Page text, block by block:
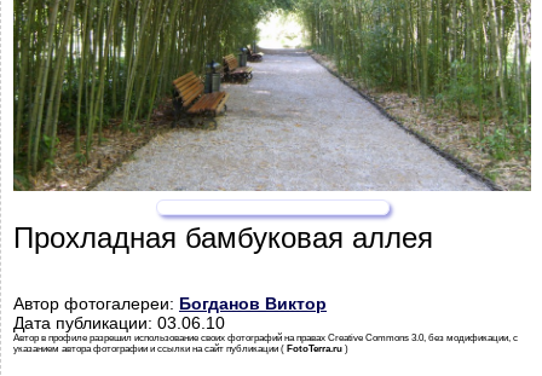
Прохладная бамбуковая аллея
Автор фотогалереи: Богданов Виктор
Дата публикации: 03.06.10
Автор в профиле разрешил использование своих фотографий на правах Creative Commons 3.0, без модификации, с
указанием автора фотографии и ссылки на сайт публикации ( FotoTerra.ru )